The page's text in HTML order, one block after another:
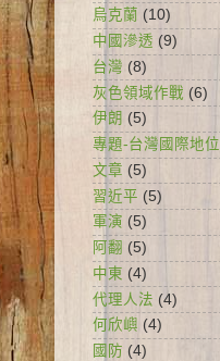
烏克蘭 (10)
中國滲透 (9)
台灣 (8)
灰色領域作戰 (6)
伊朗 (5)
專題-台灣國際地位
文章 (5)
習近平 (5)
軍演 (5)
阿翻 (5)
中東 (4)
代理人法 (4)
何欣嶼 (4)
國防 (4)